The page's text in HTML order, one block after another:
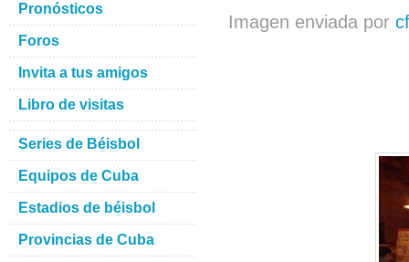
Imagen enviada por
Pronósticos
Foros
Invita a tus amigos
Libro de visitas
Series de Béisbol
Equipos de Cuba
Estadios de béisbol
Provincias de Cuba